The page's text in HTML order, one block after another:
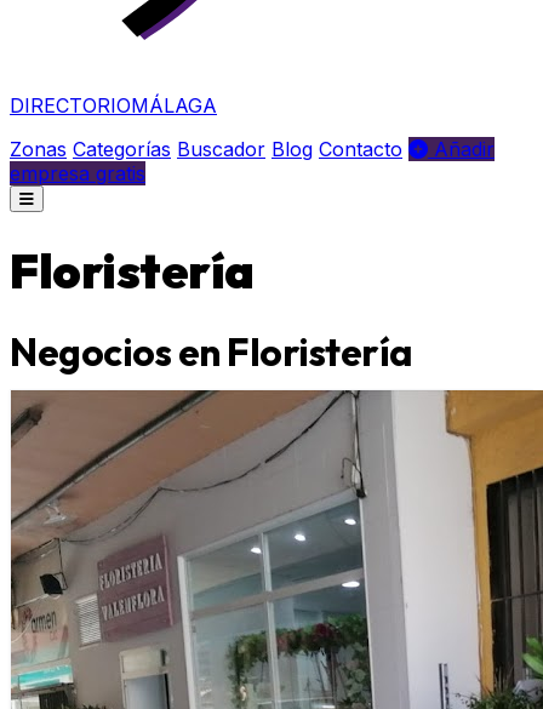
DIRECTORIOMÁLAGA
Zonas Categorías Buscador Blog Contacto
Añadir
empresa gratis
Floristería
Negocios en Floristería